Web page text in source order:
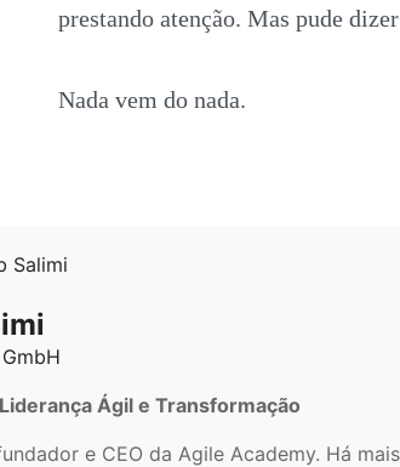
prestando atenção. Mas pude
Nada vem do nada.
Ágil e Transformação
e CEO da Agile Academy. Há